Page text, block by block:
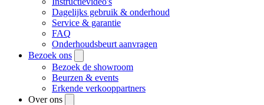
Dagelijks gebruik & onderhoud
Service & garantie
FAQ
Onderhoudsbeurt aanvragen
Bezoek ons
Bezoek de showroom
Beurzen & events
Erkende verkooppartners
Over ons